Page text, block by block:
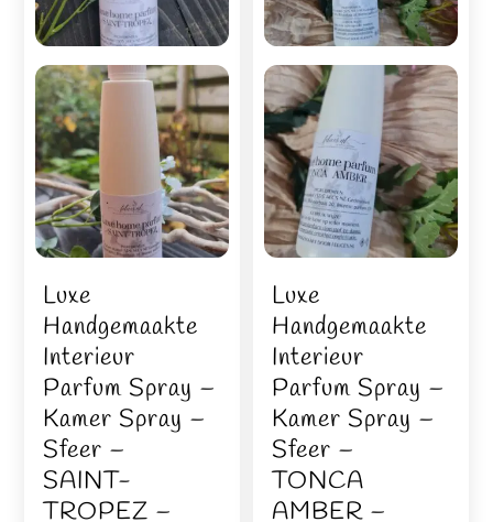
Luxe
Handgemaakte
Interieur
Parfum Spray –
Kamer Spray –
Sfeer –
SAINT-
TROPEZ –
Luxe
Handgemaakte
Interieur
Parfum Spray –
Kamer Spray –
Sfeer –
TONCA
AMBER –